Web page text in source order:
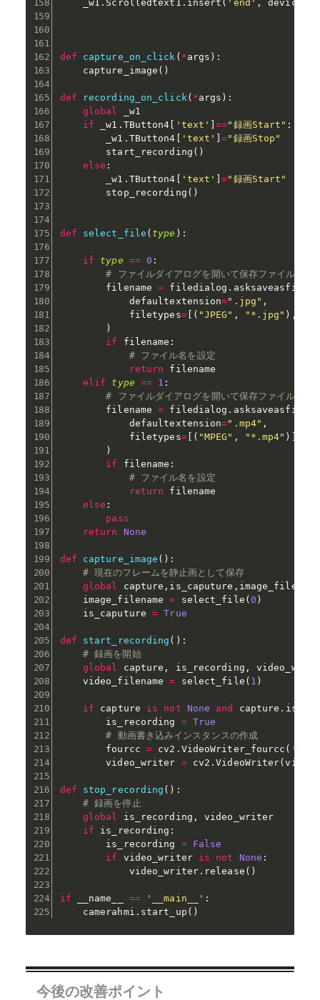
    _w1
. Scrolledtext1 . insert ( 'end' ,
def capture_on_click ( *args ) :
    capture_image
( )
def recording_on_click ( *args ) :
global
_w1
if _w1 . TButton4 'text' ]=="録画Start" :
        _w1
. TButton4 'text' ]="録画Stop"
        start_recording
( )
else :
        _w1
. TButton4 'text' ]="録画Start"
        stop_recording
( )
def select_file ( type ) :
if type == 0 :
# ファイルダイアログを開いて保存ファイル名を
        filename
= filedialog .
            defaultextension
=".jpg" ,
            filetypes
=[ ( "JPEG" , "*.jpg" ) ,
)
if
filename :
# ファイル名を設定
return filename
elif
type == 1 :
# ファイルダイアログを開いて保存ファイル名を
        filename
= filedialog .
            defaultextension
=".mp4" ,
            filetypes
=[ ( "MPEG" , "*.mp4" )
)
if
filename :
# ファイル名を設定
return filename
else :
pass
return
None
def capture_image ( ) :
# 現在のフレームを静止画として保存
global
capture , is_caputure , image_filename
    image_filename
= select_file ( 0 )
    is_caputure
= True
def start_recording ( ) :
# 録画を開始
global
capture , is_recording ,
    video_filename
= select_file ( 1 )
if capture is not None and capture .
        is_recording
= True
# 動画書き込みインスタンスの作成
        fourcc
= cv2 . VideoWriter_fourcc ( *
        video_writer
= cv2 .VideoWriter(
def stop_recording ( ) :
# 録画を停止
global
is_recording ,
video_writer
if is_recording :
        is_recording
=
False
if
video_writer is not None :
            video_writer
. release ( )
if __name__ == '__main__' :
    camerahmi
. start_up ( )
今後の改善ポイント